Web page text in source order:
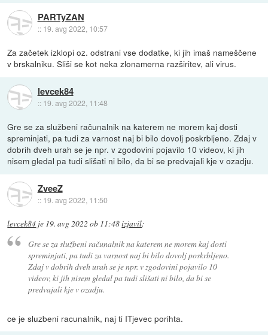
PARTyZAN
:: 19. avg 2022, 10:57
Za začetek izklopi oz. odstrani vse dodatke, ki jih imaš nameščene
v brskalniku. Sliši se kot neka zlonamerna razširitev, ali virus.
levcek84
:: 19. avg 2022, 11:48
Gre se za službeni računalnik na katerem ne morem kaj dosti
spreminjati, pa tudi za varnost naj bi bilo dovolj poskrbljeno. Zdaj v
dobrih dveh urah se je npr. v zgodovini pojavilo 10 videov, ki jih
nisem gledal pa tudi slišati ni bilo, da bi se predvajali kje v ozadju.
ZveeZ
:: 19. avg 2022, 11:50
levcek84 je 19. avg 2022 ob 11:48izjavil:
Gre se za službeni računalnik na katerem ne morem kaj dosti
spreminjati, pa tudi za varnost naj bi bilo dovolj poskrbljeno.
Zdaj v dobrih dveh urah se je npr. v zgodovini pojavilo 10
videov, ki jih nisem gledal pa tudi slišati ni bilo, da bi se
predvajali kje v ozadju.
ce je sluzbeni racunalnik, naj ti ITjevec porihta.